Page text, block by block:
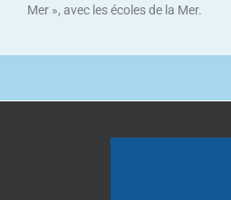
Mer », avec les écoles de la Mer.